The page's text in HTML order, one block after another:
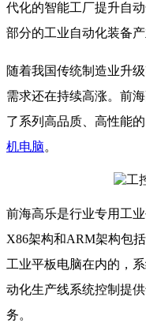
代化的智能工厂提升自
部分的工业自动化装备
随着我国传统制造业升
需求还在持续高涨。前
了系列高品质、高性能
机电脑。
前海高乐是行业专用工
X86架构和ARM架构包
工业平板电脑在内的，
动化生产线系统控制提
务。